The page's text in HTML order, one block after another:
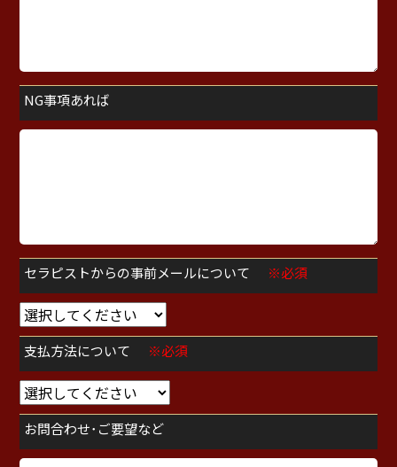
NG事項あれば
セラピストからの事前メールについて ※必須
支払方法について ※必須
お問合わせ･ご要望など